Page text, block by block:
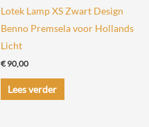
Lotek Lamp XS Zwart Design
Benno Premsela voor Hollands
Licht
€90,00
Lees verder